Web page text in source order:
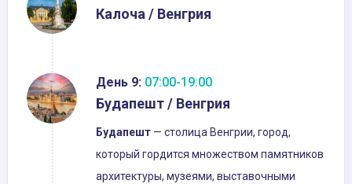
Калоча / Венгрия
День 9: 07:00-19:00
Будапешт / Венгрия
Будапешт — столица Венгрии, город,
который гордится множеством памятников
архитектуры, музеями, выставочными